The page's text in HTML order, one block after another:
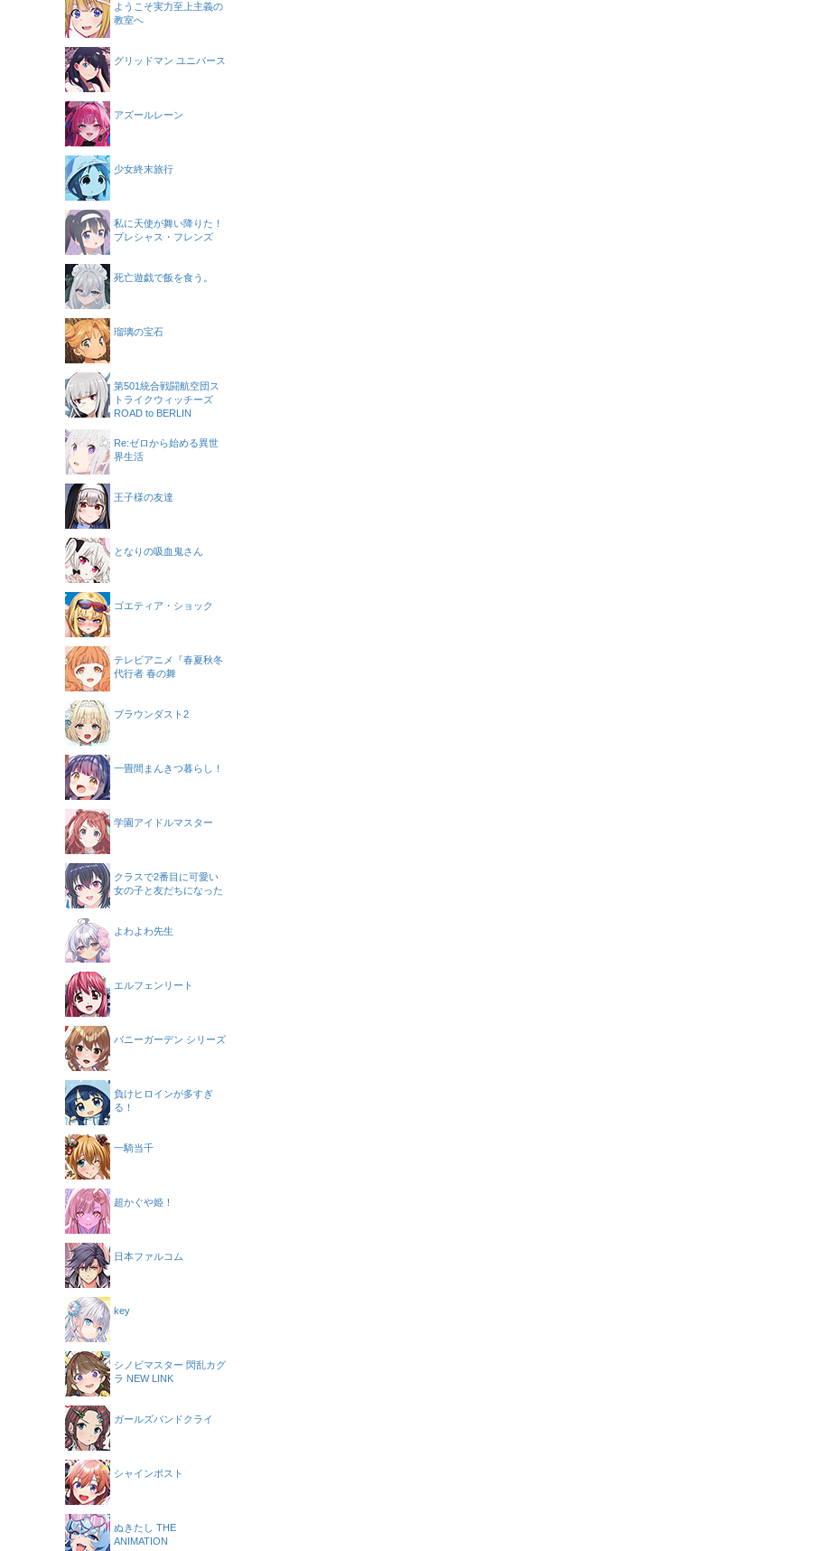
ようこそ実力至上主義の
教室へ
グリッドマン ユニバース
アズールレーン
少女終末旅行
私に天使が舞い降りた！
プレシャス・フレンズ
死亡遊戯で飯を食う。
瑠璃の宝石
第501統合戦闘航空団ス
トライクウィッチーズ
ROAD to BERLIN
Re:ゼロから始める異世
界生活
王子様の友達
となりの吸血鬼さん
ゴエティア・ショック
テレビアニメ『春夏秋冬
代行者 春の舞
ブラウンダスト2
一畳間まんきつ暮らし！
学園アイドルマスター
クラスで2番目に可愛い
女の子と友だちになった
よわよわ先生
エルフェンリート
バニーガーデン シリーズ
負けヒロインが多すぎ
る！
一騎当千
超かぐや姫！
日本ファルコム
key
シノビマスター 閃乱カグ
ラ NEW LINK
ガールズバンドクライ
シャインポスト
ぬきたし THE
ANIMATION